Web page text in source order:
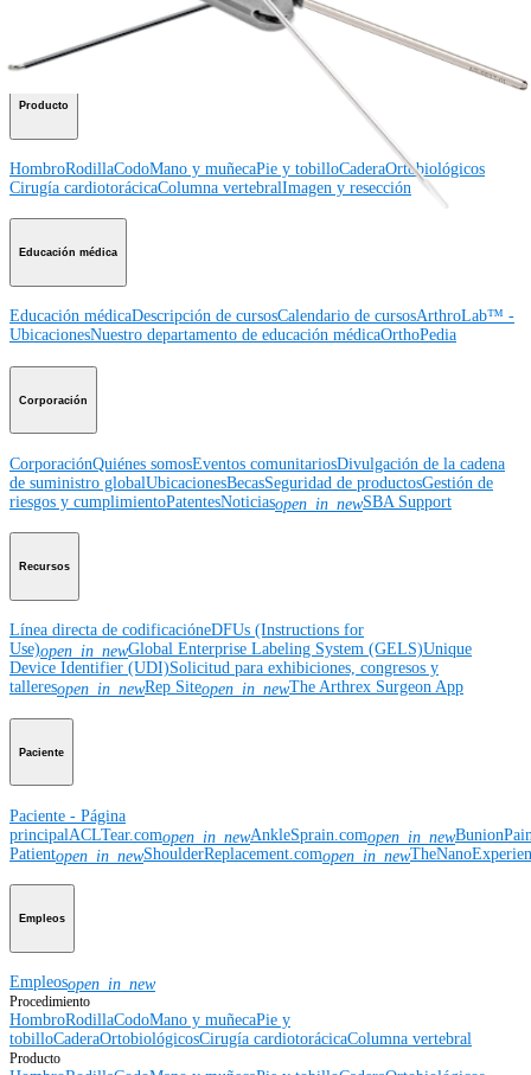
CodoMano y muñecaPie y
CaderaOrtobiológicos Cirugía cardiotorácica Columna vertebral
Producto
HombroRodillaCodoMano y muñecaPie y tobilloCaderaOrtobiológicos
Cirugía cardiotorácicaColumna vertebralImagen y resección
Educación médica
Educación médicaDescripción de cursosCalendario de cursosArthroLab™ -
UbicacionesNuestro departamento de educación médicaOrthoPedia
Corporación
CorporaciónQuiénes somosEventos comunitariosDivulgación de la cadena
de suministro globalUbicacionesBecasSeguridad de productosGestión de
riesgos y cumplimientoPatentesNoticiasopen_in_newSBA Support
Recursos
Línea directa de codificacióneDFUs (Instructions for
Use)open_in_newGlobal Enterprise Labeling System (GELS)Unique
Device Identifier (UDI)Solicitud para exhibiciones, congresos y
talleresopen_in_newRep Siteopen_in_newThe Arthrex Surgeon App
Paciente
Paciente - Página
principal ACLTear.comopen_in_newAnkleSprain.comopen_in_new
Patientopen_in_newShoulderReplacement.comopen_in_new
Empleos
Empleosopen_in_new
Procedimiento
HombroRodillaCodoMano y muñecaPie y
tobilloCaderaOrtobiológicosCirugía cardiotorácicaColumna vertebral
Producto